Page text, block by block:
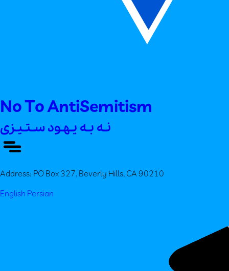
No To AntiSemitism
نـه بـه یـهـود سـتـیـزی
Address: PO Box 327, Beverly Hills, CA 90210
English Persian